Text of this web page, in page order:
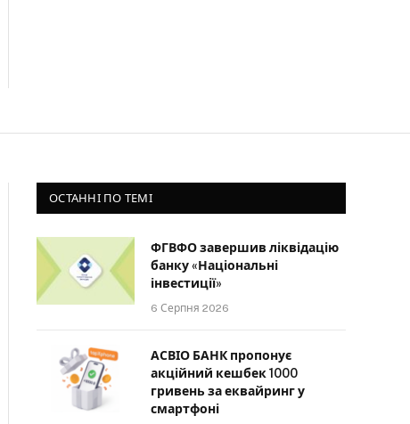
ОСТАННІ ПО ТЕМІ
ФГВФО завершив ліквідацію
банку «Національні
інвестиції»
6 Серпня 2026
АСВІО БАНК пропонує
акційний кешбек 1000
гривень за еквайринг у
смартфоні